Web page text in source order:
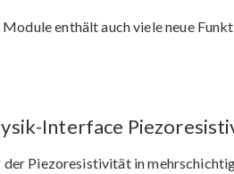
enthält auch viele neue
Interface
Piezoresistivität in